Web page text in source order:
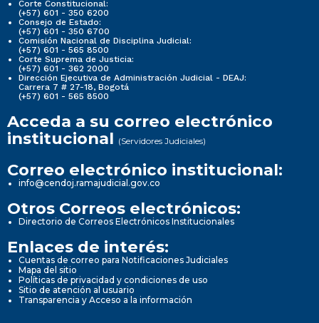
Corte Constitucional:
(+57) 601 - 350 6200
Consejo de Estado:
(+57) 601 - 350 6700
Comisión Nacional de Disciplina Judicial:
(+57) 601 - 565 8500
Corte Suprema de Justicia:
(+57) 601 - 362 2000
Dirección Ejecutiva de Administración Judicial - DEAJ:
Carrera 7 # 27-18, Bogotá
(+57) 601 - 565 8500
Acceda a su correo electrónico
institucional (Servidores Judiciales)
Correo electrónico institucional:
info@cendoj.ramajudicial.gov.co
Otros Correos electrónicos:
Directorio de Correos Electrónicos Institucionales
Enlaces de interés:
Cuentas de correo para Notificaciones Judiciales
Mapa del sitio
Políticas de privacidad y condiciones de uso
Sitio de atención al usuario
Transparencia y Acceso a la información